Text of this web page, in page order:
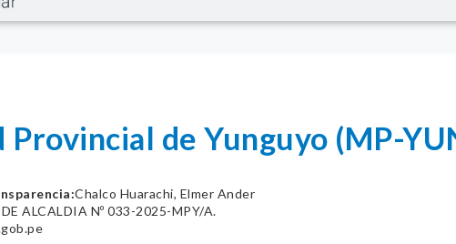
de Yunguyo (MP-
Chalco Huarachi, Elmer Ander
ALCALDIA Nº 033-2025-MPY/A.